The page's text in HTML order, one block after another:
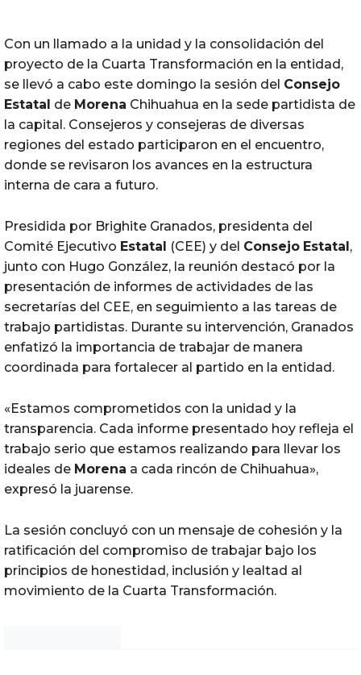
Con un llamado a la unidad y la consolidación del
proyecto de la Cuarta Transformación en la entidad,
se llevó a cabo este domingo la sesión del Consejo
Estatal de Morena Chihuahua en la sede partidista de
la capital. Consejeros y consejeras de diversas
regiones del estado participaron en el encuentro,
donde se revisaron los avances en la estructura
interna de cara a futuro.
Presidida por Brighite Granados, presidenta del
Comité Ejecutivo Estatal (CEE) y del Consejo Estatal,
junto con Hugo González, la reunión destacó por la
presentación de informes de actividades de las
secretarías del CEE, en seguimiento a las tareas de
trabajo partidistas. Durante su intervención, Granados
enfatizó la importancia de trabajar de manera
coordinada para fortalecer al partido en la entidad.
«Estamos comprometidos con la unidad y la
transparencia. Cada informe presentado hoy refleja el
trabajo serio que estamos realizando para llevar los
ideales de Morena a cada rincón de Chihuahua»,
expresó la juarense.
La sesión concluyó con un mensaje de cohesión y la
ratificación del compromiso de trabajar bajo los
principios de honestidad, inclusión y lealtad al
movimiento de la Cuarta Transformación.